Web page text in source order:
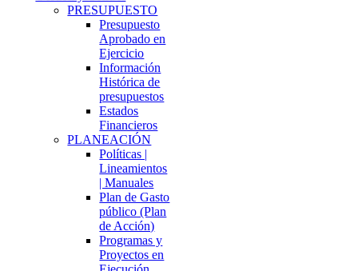
PRESUPUESTO
Presupuesto
Aprobado en
Ejercicio
Información
Histórica de
presupuestos
Estados
Financieros
PLANEACIÓN
Políticas |
Lineamientos
| Manuales
Plan de Gasto
público (Plan
de Acción)
Programas y
Proyectos en